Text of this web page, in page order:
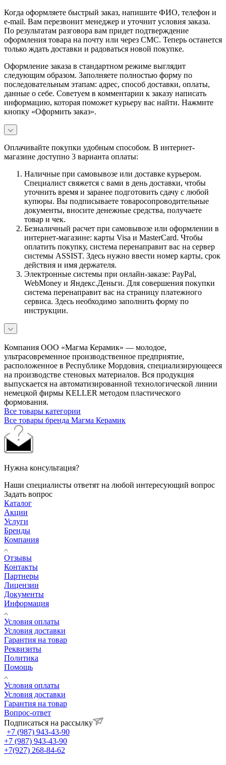
Когда оформляете быстрый заказ, напишите ФИО, телефон и
e-mail. Вам перезвонит менеджер и уточнит условия заказа.
По результатам разговора вам придет подтверждение
оформления товара на почту или через СМС. Теперь останется
только ждать доставки и радоваться новой покупке.
Оформление заказа в стандартном режиме выглядит
следующим образом. Заполняете полностью форму по
последовательным этапам: адрес, способ доставки, оплаты,
данные о себе. Советуем в комментарии к заказу написать
информацию, которая поможет курьеру вас найти. Нажмите
кнопку «Оформить заказ».
Оплачивайте покупки удобным способом. В интернет-
магазине доступно 3 варианта оплаты:
Наличные при самовывозе или доставке курьером.
Специалист свяжется с вами в день доставки, чтобы
уточнить время и заранее подготовить сдачу с любой
купюры. Вы подписываете товаросопроводительные
документы, вносите денежные средства, получаете
товар и чек.
Безналичный расчет при самовывозе или оформлении в
интернет-магазине: карты Visa и MasterCard. Чтобы
оплатить покупку, система перенаправит вас на сервер
системы ASSIST. Здесь нужно ввести номер карты, срок
действия и имя держателя.
Электронные системы при онлайн-заказе: PayPal,
WebMoney и Яндекс.Деньги. Для совершения покупки
система перенаправит вас на страницу платежного
сервиса. Здесь необходимо заполнить форму по
инструкции.
Компания ООО «Магма Керамик» — молодое,
ультрасовременное производственное предприятие,
расположенное в Республике Мордовия, специализирующееся
на производстве стеновых материалов. Вся продукция
выпускается на автоматизированной технологической линии
немецкой фирмы KELLER методом пластического
формования.
Все товары категории
Все товары бренда Магма Керамик
Нужна консультация?
Наши специалисты ответят на любой интересующий вопрос
Задать вопрос
Каталог
Акции
Услуги
Бренды
Компания
Отзывы
Контакты
Партнеры
Лицензии
Документы
Информация
Условия оплаты
Условия доставки
Гарантия на товар
Реквизиты
Политика
Помощь
Условия оплаты
Условия доставки
Гарантия на товар
Вопрос-ответ
Подписаться на рассылку
+7 (987) 943-43-90
+7 (987) 943-43-90
+7(927) 268-84-62